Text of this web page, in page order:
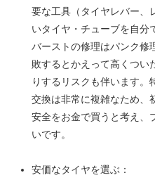
要な工具（タイヤレバー、
いタイヤ・チューブを自分
バーストの修理はパンク修
敗するとかえって高くつい
りするリスクも伴います。
交換は非常に複雑なため、
安全をお金で買うと考え、
いです。
安価なタイヤを選ぶ：